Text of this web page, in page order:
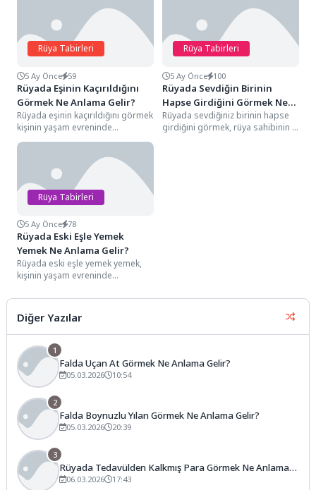
Rüya Tabirleri
5 Ay Önce 59
Rüyada Eşinin Kaçırıldığını
Görmek Ne Anlama Gelir?
Rüyada eşinin kaçırıldığını görmek
kişinin yaşam evreninde
sarsılmaz sandığı en temel
Rüya Tabirleri
5 Ay Önce 100
Rüyada Sevdiğin Birinin
Hapse Girdiğini Görmek Ne
Anlama Gelir?
Rüyada sevdiğiniz birinin hapse
girdiğini görmek, rüya sahibinin o
Rüya Tabirleri
5 Ay Önce 78
Rüyada Eski Eşle Yemek
Yemek Ne Anlama Gelir?
Rüyada eski eşle yemek yemek,
kişinin yaşam evreninde
ve sosyal miras"...
Diğer Yazılar
1
Falda Uçan At Görmek Ne Anlama Gelir?
05.03.2026 10:54
2
Falda Boynuzlu Yılan Görmek Ne Anlama Gelir?
05.03.2026 20:39
3
Rüyada Tedavülden Kalkmış Para Görmek Ne Anlama
Gelir?
06.03.2026 17:43